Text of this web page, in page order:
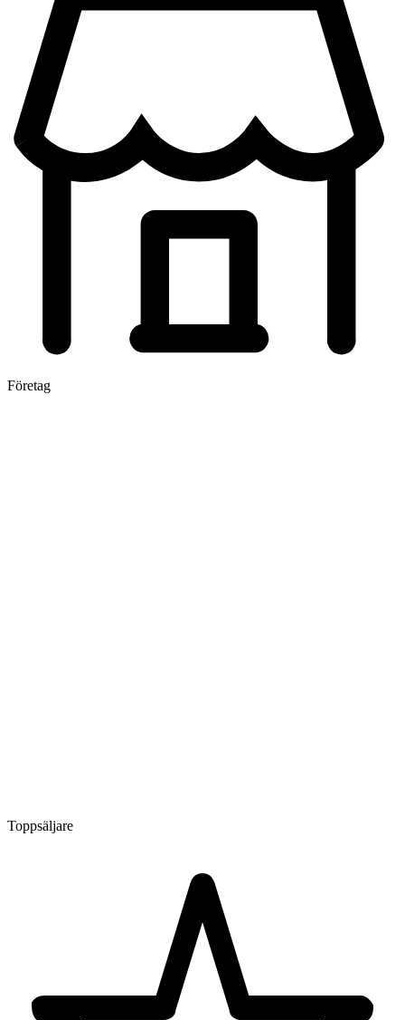
Företag
Toppsäljare